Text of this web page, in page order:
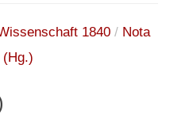
1840 / Nota